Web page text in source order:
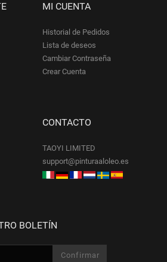
MI CUENTA
Historial de Pedidos
Lista de deseos
Cambiar Contraseña
Crear Cuenta
CONTACTO
TAOYI LIMITED
support@pinturaaloleo.es
BOLETÍN